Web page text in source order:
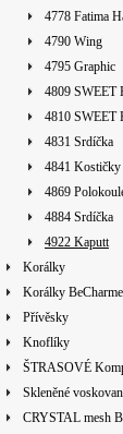
4778 Fatima
4790 Wing
4795 Graphic
4809 SWEET
4810 SWEET
4831 Srdíčka
4841 Kostičky
4869
4884 Srdíčka
4922 Kaputt
Korálky
Korálky
Přívěsky
Knoflíky
ŠTRASOVÉ
Skleněné
CRYSTAL mesh